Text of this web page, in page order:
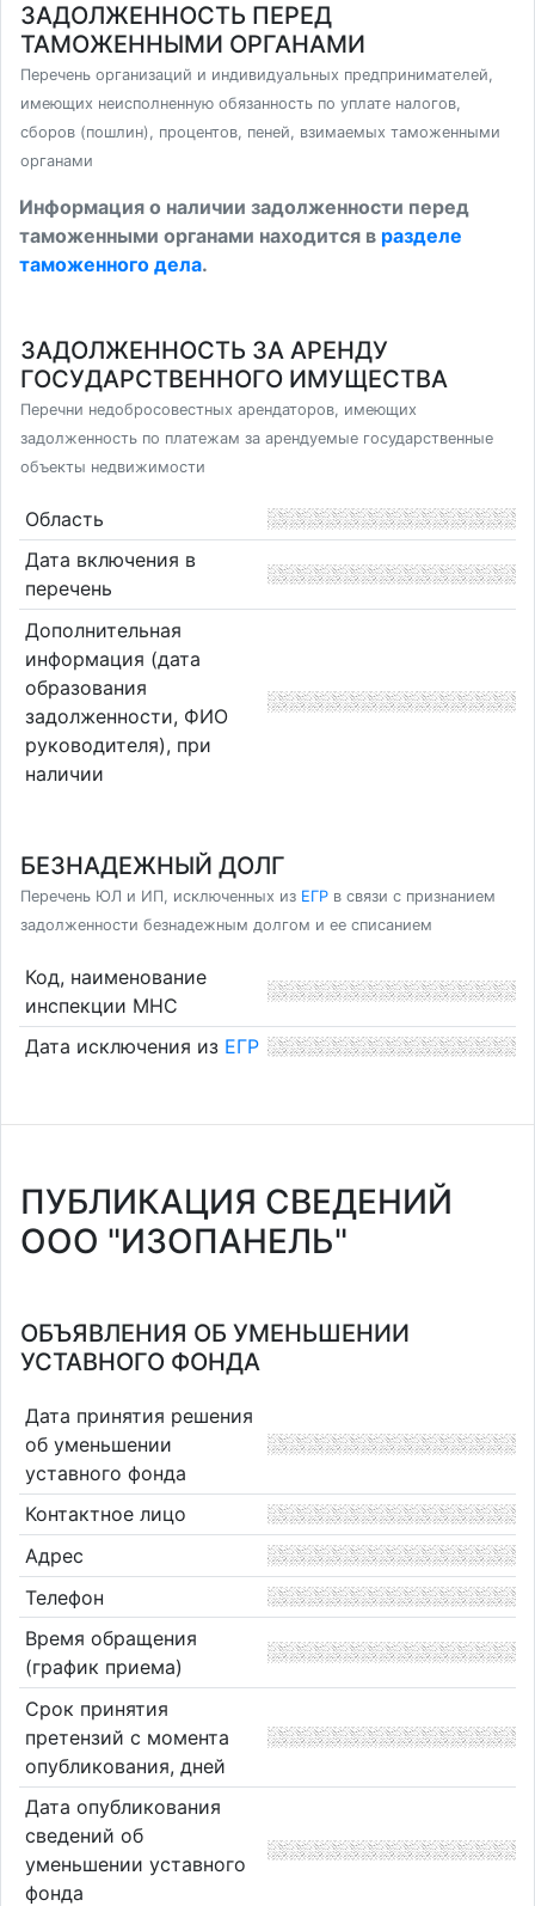
ЗАДОЛЖЕННОСТЬ ПЕРЕД
ТАМОЖЕННЫМИ ОРГАНАМИ
Перечень организаций и индивидуальных предпринимателей,
имеющих неисполненную обязанность по уплате налогов,
сборов (пошлин), процентов, пеней, взимаемых таможенными
органами
Информация о наличии задолженности перед
таможенными органами находится в разделе
таможенного дела.
ЗАДОЛЖЕННОСТЬ ЗА АРЕНДУ
ГОСУДАРСТВЕННОГО ИМУЩЕСТВА
Перечни недобросовестных арендаторов, имеющих
задолженность по платежам за арендуемые государственные
объекты недвижимости
Область
Дата включения в
перечень
Дополнительная
информация (дата
образования
задолженности, ФИО
руководителя), при
наличии
БЕЗНАДЕЖНЫЙ ДОЛГ
Перечень ЮЛ и ИП, исключенных из ЕГР в связи с признанием
задолженности безнадежным долгом и ее списанием
Код, наименование
инспекции МНС
Дата исключения из ЕГР
ПУБЛИКАЦИЯ СВЕДЕНИЙ
ООО "ИЗОПАНЕЛЬ"
ОБЪЯВЛЕНИЯ ОБ УМЕНЬШЕНИИ
УСТАВНОГО ФОНДА
Дата принятия решения
об уменьшении
уставного фонда
Контактное лицо
Адрес
Телефон
Время обращения
(график приема)
Срок принятия
претензий с момента
опубликования, дней
Дата опубликования
сведений об
уменьшении уставного
фонда